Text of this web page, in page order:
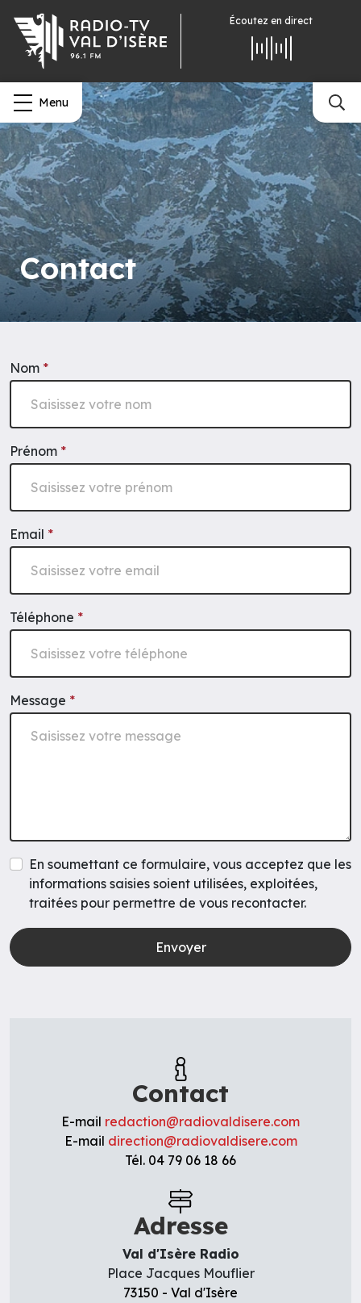
Écoutez en direct
Menu
Contact
Nom *
Prénom *
Email *
Téléphone *
Message *
En soumettant ce formulaire, vous acceptez que les
informations saisies soient utilisées, exploitées,
traitées pour permettre de vous recontacter.
Envoyer
Contact
E-mail redaction@radiovaldisere.com
E-mail direction@radiovaldisere.com
Tél. 04 79 06 18 66
Adresse
Val d'Isère Radio
Place Jacques Mouflier
73150 - Val d'Isère